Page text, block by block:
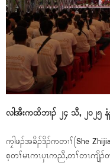
လါအီးကထိဘၢၣ် ၂၄ သီ, ၂၀၂၅ နံ
ကၠါဖၣ်အခိၣ်ဒိၣ်ကတၢၢ်(She
စ့တၢ်မၤကၤပှၤကညီ,တၢ်တၤကျိၣ်